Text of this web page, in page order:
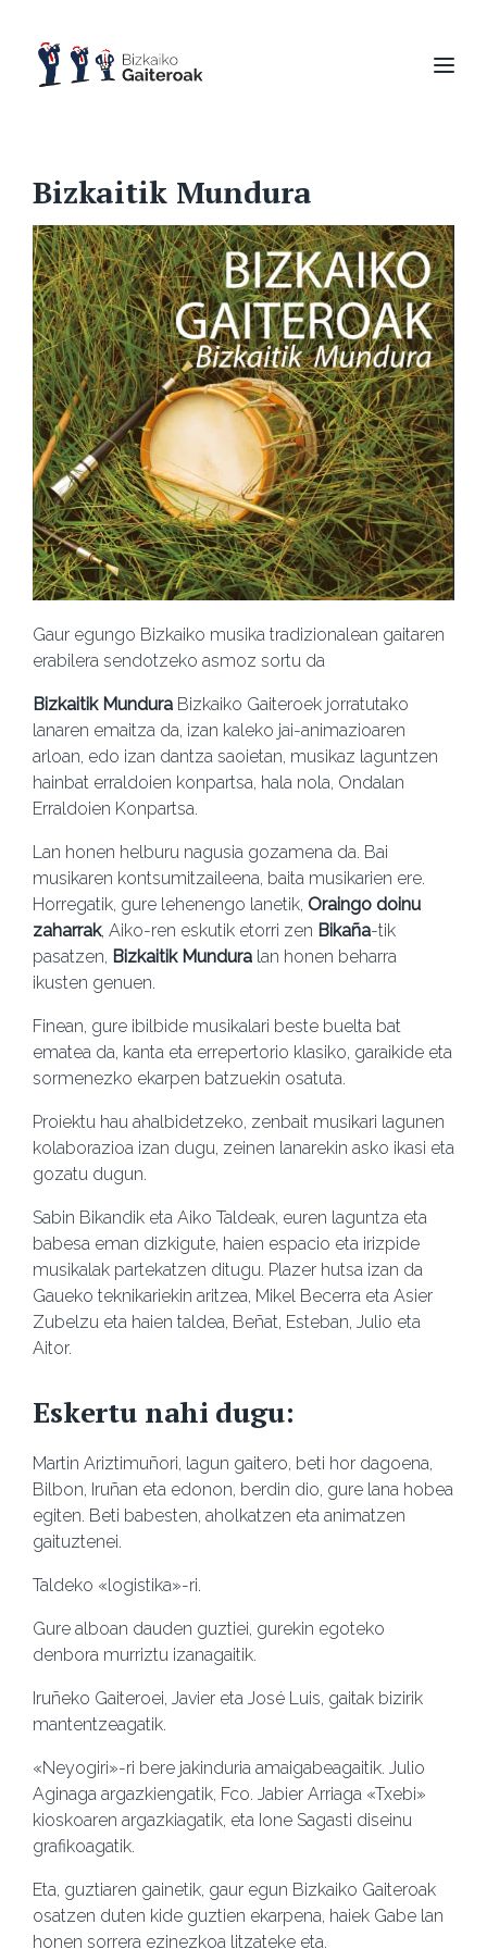
Bizkaitik Mundura
Gaur egungo Bizkaiko musika tradizionalean gaitaren
erabilera sendotzeko asmoz sortu da
Bizkaitik Mundura Bizkaiko Gaiteroek jorratutako
lanaren emaitza da, izan kaleko jai-animazioaren
arloan, edo izan dantza saoietan, musikaz laguntzen
hainbat erraldoien konpartsa, hala nola, Ondalan
Erraldoien Konpartsa.
Lan honen helburu nagusia gozamena da. Bai
musikaren kontsumitzaileena, baita musikarien ere.
Horregatik, gure lehenengo lanetik, Oraingo doinu
zaharrak, Aiko-ren eskutik etorri zen Bikaña-tik
pasatzen, Bizkaitik Mundura lan honen beharra
ikusten genuen.
Finean, gure ibilbide musikalari beste buelta bat
ematea da, kanta eta errepertorio klasiko, garaikide eta
sormenezko ekarpen batzuekin osatuta.
Proiektu hau ahalbidetzeko, zenbait musikari lagunen
kolaborazioa izan dugu, zeinen lanarekin asko ikasi eta
gozatu dugun.
Sabin Bikandik eta Aiko Taldeak, euren laguntza eta
babesa eman dizkigute, haien espacio eta irizpide
musikalak partekatzen ditugu. Plazer hutsa izan da
Gaueko teknikariekin aritzea, Mikel Becerra eta Asier
Zubelzu eta haien taldea, Beñat, Esteban, Julio eta
Aitor.
Eskertu nahi dugu:
Martin Ariztimuñori, lagun gaitero, beti hor dagoena,
Bilbon, Iruñan eta edonon, berdin dio, gure lana hobea
egiten. Beti babesten, aholkatzen eta animatzen
gaituztenei.
Taldeko «logistika»-ri.
Gure alboan dauden guztiei, gurekin egoteko
denbora murriztu izanagaitik.
Iruñeko Gaiteroei, Javier eta José Luis, gaitak bizirik
mantentzeagatik.
«Neyogiri»-ri bere jakinduria amaigabeagaitik. Julio
Aginaga argazkiengatik, Fco. Jabier Arriaga «Txebi»
kioskoaren argazkiagatik, eta Ione Sagasti diseinu
grafikoagatik.
Eta, guztiaren gainetik, gaur egun Bizkaiko Gaiteroak
osatzen duten kide guztien ekarpena, haiek Gabe lan
honen sorrera ezinezkoa litzateke eta.